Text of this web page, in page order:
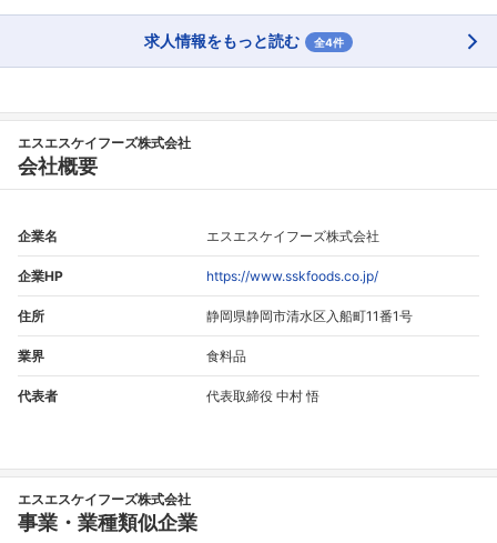
求人情報をもっと読む 全4件
エスエスケイフーズ株式会社
会社概要
企業名 エスエスケイフーズ株式会社
企業HP https://www.sskfoods.co.jp/
住所 静岡県静岡市清水区入船町11番1号
業界 食料品
代表者 代表取締役 中村 悟
エスエスケイフーズ株式会社
事業・業種類似企業